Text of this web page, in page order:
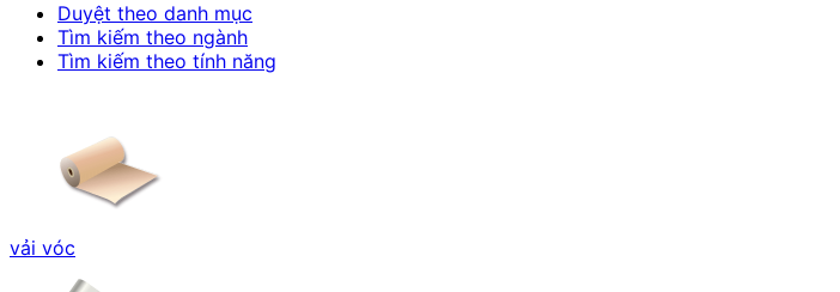
Duyệt theo danh mục
Tìm kiếm theo ngành
Tìm kiếm theo tính năng
vải vóc